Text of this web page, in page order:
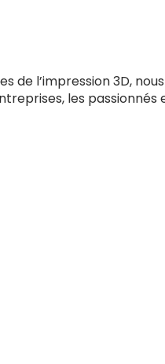
de l’impression 3D,
les passionnés